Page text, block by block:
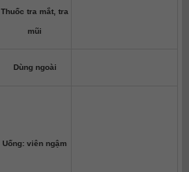
Thuốc tra mắt, tra
mũi
Dùng ngoài
Uống: viên ngậm